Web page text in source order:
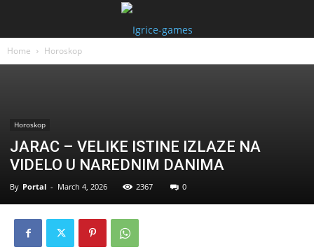
Home Horoskop
Horoskop
JARAC – VELIKE ISTINE IZLAZE NA
VIDELO U NAREDNIM DANIMA
By Portal - March 4, 2026 2367 0